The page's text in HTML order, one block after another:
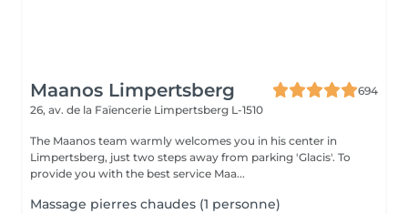
Maanos Limpertsberg
694
26, av. de la Faïencerie Limpertsberg L-1510
The Maanos team warmly welcomes you in his center in
Limpertsberg, just two steps away from parking 'Glacis'. To
provide you with the best service Maa...
Massage pierres chaudes (1 personne)